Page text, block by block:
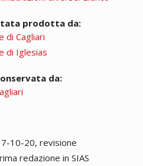
prodotta da:
di Cagliari
di Iglesias
da:
10-20, revisione
redazione in SIAS